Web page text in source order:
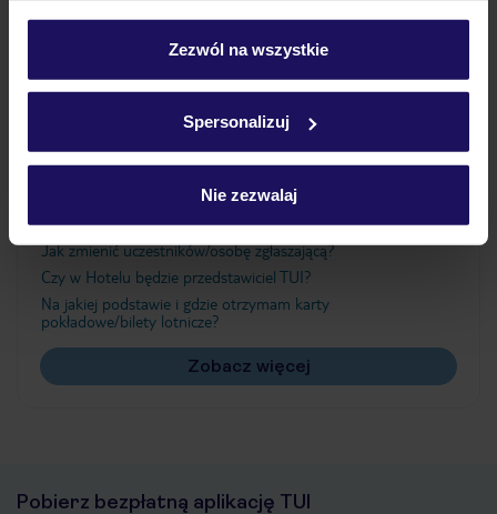
personalizować swój wybór wchodząc w zakładkę
Szczegółowe informacje o plikach cookie znajdziesz
Zezwól na wszystkie
Spersonalizuj
Nie zezwalaj
Ważne informacje
Jak zmienić uczestników/osobę zgłaszającą?
Czy w Hotelu będzie przedstawiciel TUI?
Na jakiej podstawie i gdzie otrzymam karty
pokładowe/bilety lotnicze?
Zobacz więcej
Pobierz bezpłatną aplikację TUI